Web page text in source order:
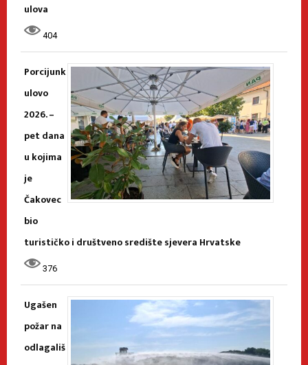
ulova
404
Porcijunk
ulovo
2026. –
pet dana
u kojima
je
Čakovec
bio
turističko i društveno središte sjevera Hrvatske
376
Ugašen
požar na
odlagališ